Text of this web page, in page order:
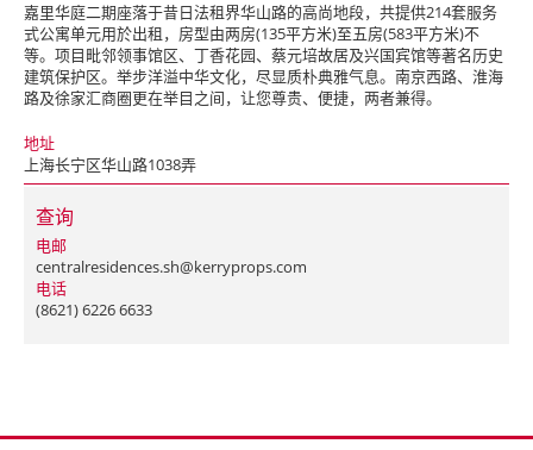
嘉里华庭二期座落于昔日法租界华山路的高尚地段，共提供214套服务
式公寓单元用於出租，房型由两房(135平方米)至五房(583平方米)不
等。项目毗邻领事馆区、丁香花园、蔡元培故居及兴国宾馆等著名历史
建筑保护区。举步洋溢中华文化，尽显质朴典雅气息。南京西路、淮海
路及徐家汇商圈更在举目之间，让您尊贵、便捷，两者兼得。
地址
上海长宁区华山路1038弄
查询
电邮
centralresidences.sh@kerryprops.com
电话
(8621) 6226 6633